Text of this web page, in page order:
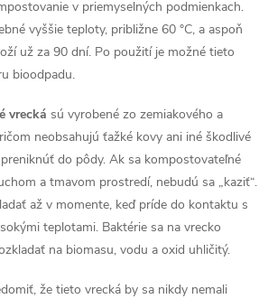
v priemyselných podmienkach.
vyššie teploty, približne 60 °C, a aspoň
už za 90 dní. Po použití je možné tieto
bioodpadu.
vrecká sú vyrobené zo zemiakového a
neobsahujú ťažké kovy ani iné škodlivé
do pôdy. Ak sa kompostovateľné
a tmavom prostredí, nebudú sa „kaziť“.
až v momente, keď príde do kontaktu s
teplotami. Baktérie sa na vrecko
na biomasu, vodu a oxid uhličitý.
že tieto vrecká by sa nikdy nemali